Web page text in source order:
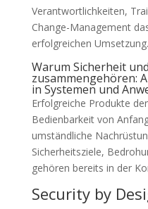
Verantwortlichkeiten,
Change-Management
erfolgreichen Umsetzung.
Warum Sicherheit
zusammengehören:
in Systemen und
Erfolgreiche Produkte
Bedienbarkeit von
umständliche
Sicherheitsziele,
gehören bereits in der
Security by